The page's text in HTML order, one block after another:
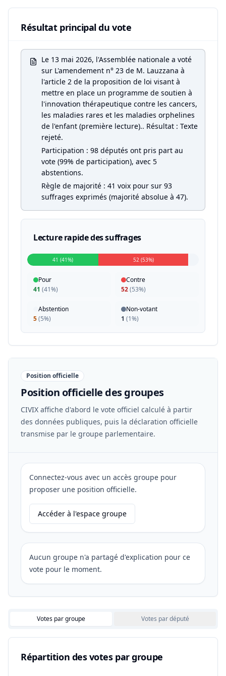
Résultat principal du vote
Le 13 mai 2026, l'Assemblée nationale a voté
sur L'amendement n° 23 de M. Lauzzana à
l'article 2 de la proposition de loi visant à
mettre en place un programme de soutien à
l'innovation thérapeutique contre les cancers,
les maladies rares et les maladies orphelines
de l'enfant (première lecture).. Résultat : Texte
rejeté.
Participation : 98 députés ont pris part au
vote (99% de participation), avec 5
abstentions.
Règle de majorité : 41 voix pour sur 93
suffrages exprimés (majorité absolue à 47).
Lecture rapide des suffrages
41 (41%) 52 (53%)
Pour
41 (41%)
Contre
52(53%)
Abstention
5(5%)
Non-votant
1 (1%)
Position officielle
Position officielle des groupes
CIVIX affiche d'abord le vote officiel calculé à partir
des données publiques, puis la déclaration officielle
transmise par le groupe parlementaire.
Connectez-vous avec un accès groupe pour
proposer une position officielle.
Accéder à l'espace groupe
Aucun groupe n'a partagé d'explication pour ce
vote pour le moment.
Votes par groupe Votes par député
Répartition des votes par groupe